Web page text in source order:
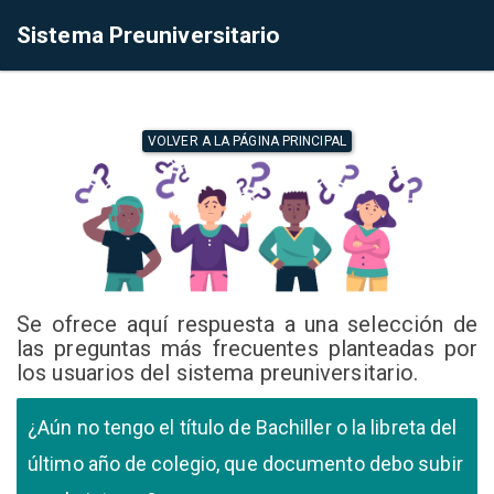
Sistema Preuniversitario
VOLVER A LA PÁGINA PRINCIPAL
Se ofrece aquí respuesta a una selección de
las preguntas más frecuentes planteadas por
los usuarios del sistema preuniversitario.
¿Aún no tengo el título de Bachiller o la libreta del
último año de colegio, que documento debo subir